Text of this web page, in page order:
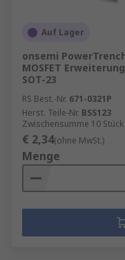
Auf Lager
onsemi
MOSFET
SOT-23
RS Best.-Nr. 671-0321P
Herst. Teile-Nr. BSS123
Zwischensumme 10
€ 2,34(ohne MwSt.)
Menge